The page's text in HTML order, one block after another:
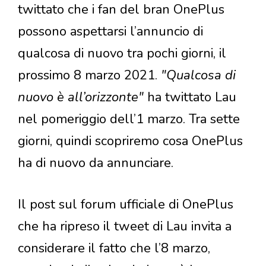
twittato che i fan del bran OnePlus
possono aspettarsi l’annuncio di
qualcosa di nuovo tra pochi giorni, il
prossimo 8 marzo 2021. "Qualcosa di
nuovo è all’orizzonte" ha twittato Lau
nel pomeriggio dell’1 marzo. Tra sette
giorni, quindi scopriremo cosa OnePlus
ha di nuovo da annunciare.
Il post sul forum ufficiale di OnePlus
che ha ripreso il tweet di Lau invita a
considerare il fatto che l’8 marzo,